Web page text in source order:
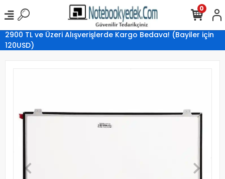
2900 TL ve Üzeri Alışverişlerde Kargo Bedava! (Bayiler için
120USD)
0